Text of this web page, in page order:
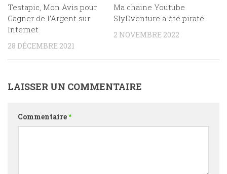
Testapic, Mon Avis pour
Gagner de l’Argent sur
Internet
28 DÉCEMBRE 2021
Ma chaine Youtube
SlyDventure a été piraté
2 NOVEMBRE 2022
LAISSER UN COMMENTAIRE
Commentaire*